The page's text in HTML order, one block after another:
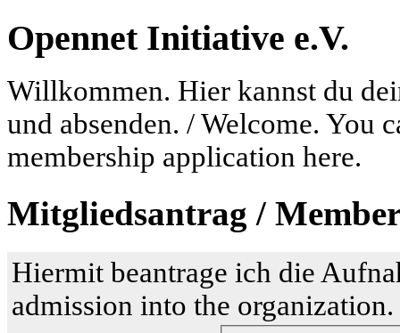
Opennet Initiative e.V.
Willkommen. Hier kannst du
und absenden. / Welcome. You
membership application here.
Mitgliedsantrag /
Hiermit beantrage ich die
admission into the organization.